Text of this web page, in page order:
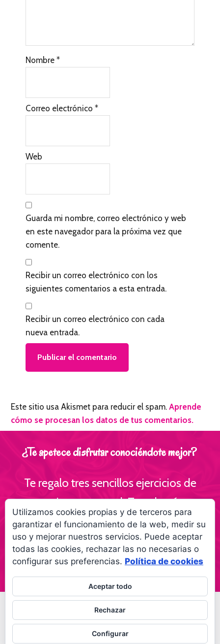
Nombre*
Correo electrónico*
Web
Guarda mi nombre, correo electrónico y web
en este navegador para la próxima vez que
comente.
Recibir un correo electrónico con los
siguientes comentarios a esta entrada.
Recibir un correo electrónico con cada
nueva entrada.
Este sitio usa Akismet para reducir el spam.Aprende
cómo se procesan los datos de tus comentarios.
¿Te apetece disfrutar conociéndote mejor?
Te regalo tres sencillos ejercicios de
escritura personal ¡Te volverás
interesante para ti!
Empieza a creer más en ti gracias a la
escritura
© 2026 Palabras a la vidaRegala palabras a tus
seres queridos
Política de privacidad
Utilizamos cookies propias y de terceros para
garantizar el funcionamiento de la web, medir su
uso y mejorar nuestros servicios. Puede aceptar
todas las cookies, rechazar las no necesarias o
configurar sus preferencias. Política de cookies
Aceptar todo
Rechazar
Configurar